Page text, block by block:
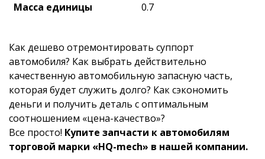
Масса единицы
0.7
Как дешево отремонтировать суппорт
автомобиля? Как выбрать действительно
качественную автомобильную запасную часть,
которая будет служить долго? Как сэкономить
деньги и получить деталь с оптимальным
соотношением «цена-качество»?
Все просто! Купите запчасти к автомобилям
торговой марки «HQ-mech» в нашей компании.